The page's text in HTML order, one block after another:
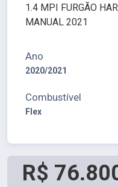
1.4 MPI FURGÃO
MANUAL 2021
Ano
2020/2021
Combustível
Flex
R$